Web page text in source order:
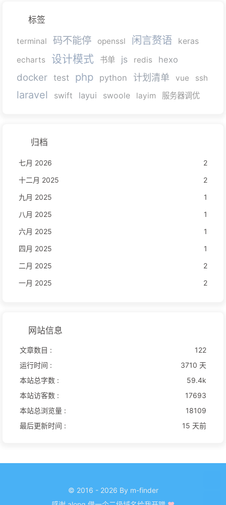
标签
terminal 码不能停 openssl 闲言赘语
keras
echarts
设计模式 书单 js redis hexo
docker test php python 计划清单 vue ssh
laravel swift layui swoole layim 服务器调优
归档
七月 2026
2
十二月 2025
2
九月 2025
1
八月 2025
1
六月 2025
1
四月 2025
1
二月 2025
2
一月 2025
2
网站信息
文章数目 :
122
运行时间 :
3710 天
本站总字数 :
59.4k
本站访客数 :
17693
本站总浏览量 :
18109
最后更新时间 :
15 天前
© 2016 - 2026 By m-finder